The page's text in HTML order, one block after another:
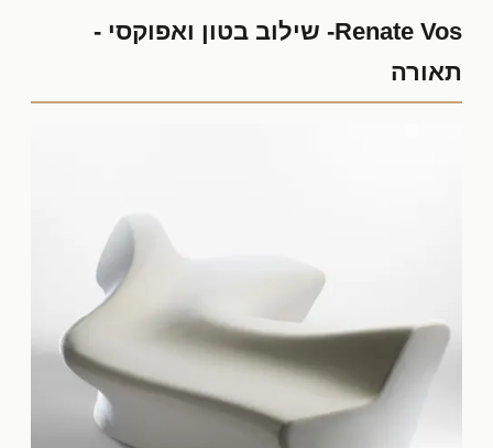
Renate Vos- שילוב בטון ואפוקסי -
תאורה